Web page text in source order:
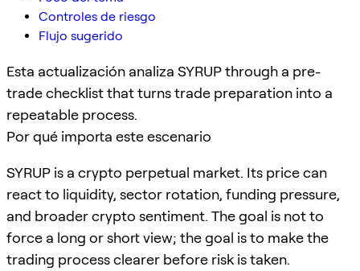
Controles de riesgo
Flujo sugerido
Esta actualización analiza SYRUP through a pre-
trade checklist that turns trade preparation into a
repeatable process.
Por qué importa este escenario
SYRUP is a crypto perpetual market. Its price can
react to liquidity, sector rotation, funding pressure,
and broader crypto sentiment. The goal is not to
force a long or short view; the goal is to make the
trading process clearer before risk is taken.